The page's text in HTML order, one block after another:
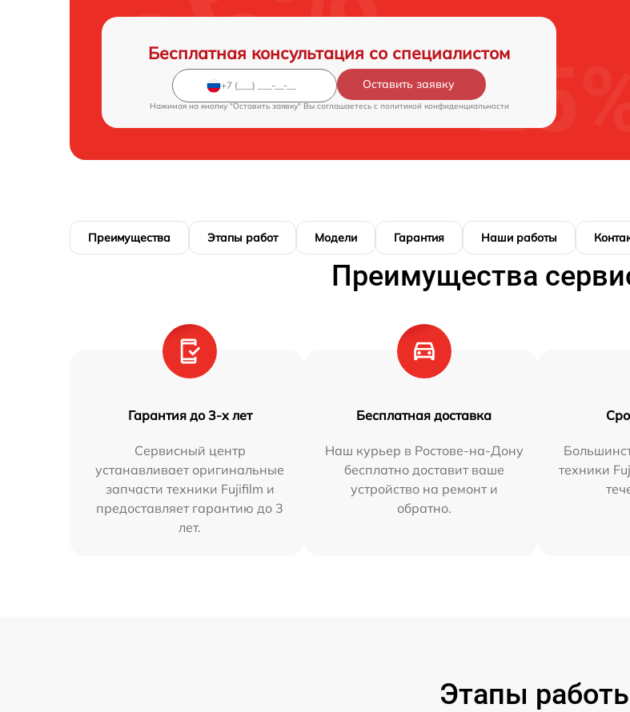
Бесплатная консультация со специалистом
Оставить заявку
Нажимая на кнопку "Оставить заявку" Вы соглашаетесь c политикой конфиденциальности
Преимущества Этапы работ Модели Гарантия Наши работы
Преимущества
Гарантия до 3-х лет
Сервисный центр
устанавливает оригинальные
запчасти техники Fujifilm и
предоставляет гарантию до 3
лет.
Бесплатная доставка
Наш курьер в Ростове-на-Дону
бесплатно доставит ваше
устройство на ремонт и
обратно.
техники
Этапы